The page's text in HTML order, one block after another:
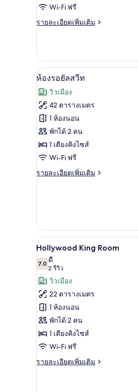
Wi-Fi ฟรี
รายละเอียดเพิ่มเติม
ราย
เกี่ยว
กับ
ห้อง
ดับเบิล
เปิด
ภาพถ่าย
ทั้งหมด
ของ
ห้อง
รอยัล
สวีท
12
ห้องรอยัลสวีท
วิวเมือง
42 ตารางเมตร
1 ห้องนอน
พักได้ 2 คน
1 เตียงคิงไซส์
Wi-Fi ฟรี
รายละเอียดเพิ่มเติม
ราย
ห้อง
รอยัล
สวี
เปิด
ภาพถ่าย
ทั้งหมด
ของ
Hollywood
King
Room
5
Hollywood King Room
7.07.0 จาก 10
ดี
2 รีวิว
(2
รีวิว)
วิวเมือง
22 ตารางเมตร
1 ห้องนอน
พักได้ 2 คน
1 เตียงคิงไซส์
Wi-Fi ฟรี
รายละเอียดเพิ่มเติม
ราย